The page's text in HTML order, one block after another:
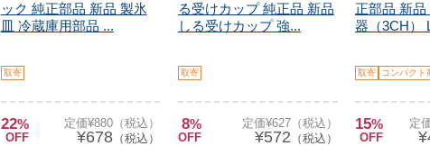
ック 純正部品 新品 製氷
皿 冷蔵庫用部品 ...
取寄
22%
OFF
定価¥880（税込）
¥678 （税込）
る受けカップ 純正品 新品
しる受けカップ 強...
取寄
8%
OFF
定価¥627（税込）
¥572 （税込）
正部品 新
器（3CH）
取寄 コンパクト
15%
OFF
定